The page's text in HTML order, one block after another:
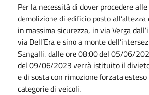
Per la necessità di dover procedere
demolizione di edificio posto
in massima sicurezza, in via Verga
via Dell’Era e sino a monte
Sangalli, dalle ore 08:00 del 05/06/
del 09/06/2023 verrà istituito il
e di sosta con rimozione forzata
categorie di veicoli.